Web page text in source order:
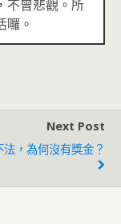
不曾悲觀。所
囉。
Next Post
，為何沒有獎金？